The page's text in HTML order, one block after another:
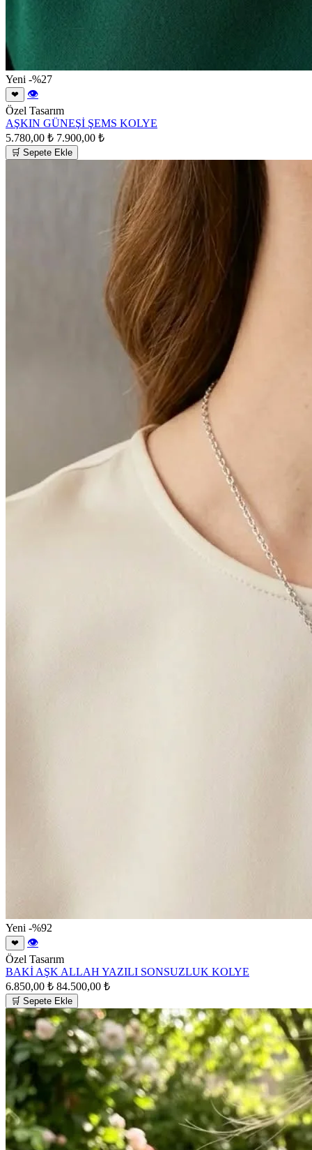
Yeni -%27
❤
👁
Özel Tasarım
AŞKIN GÜNEŞİ ŞEMS KOLYE
5.780,00 ₺ 7.900,00 ₺
🛒 Sepete Ekle
Yeni -%92
❤
👁
Özel Tasarım
BAKİ AŞK ALLAH YAZILI SONSUZLUK KOLYE
6.850,00 ₺ 84.500,00 ₺
🛒 Sepete Ekle